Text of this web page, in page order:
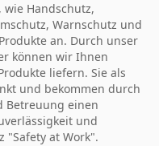
Handschutz,
Warnschutz und
an. Durch unser
können wir Ihnen
liefern. Sie als
und bekommen durch
Betreuung einen
und
"Safety at Work".